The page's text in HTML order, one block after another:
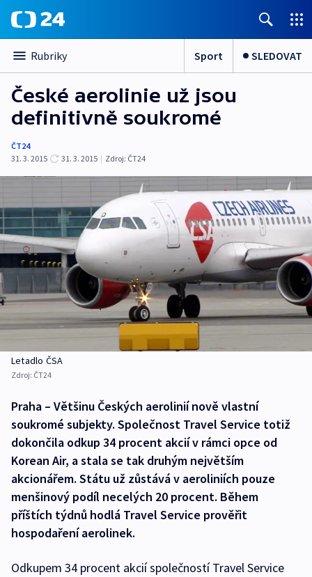
Rubriky Sport SLEDOVAT
České aerolinie už jsou
definitivně soukromé
ČT24
31. 3. 2015
31. 3. 2015 | Zdroj: ČT24
Letadlo ČSA
Zdroj: ČT24
Praha – Většinu Českých aerolinií nově vlastní
soukromé subjekty. Společnost Travel Service totiž
dokončila odkup 34 procent akcií v rámci opce od
Korean Air, a stala se tak druhým největším
akcionářem. Státu už zůstává v aeroliniích pouze
menšinový podíl necelých 20 procent. Během
příštích týdnů hodlá Travel Service prověřit
hospodaření aerolinek.
Odkupem 34 procent akcií společností Travel Service